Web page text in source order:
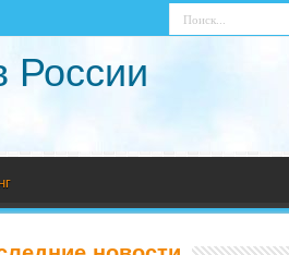
России